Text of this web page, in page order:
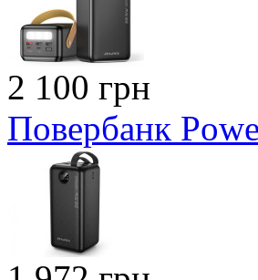
2 100 грн
Повербанк